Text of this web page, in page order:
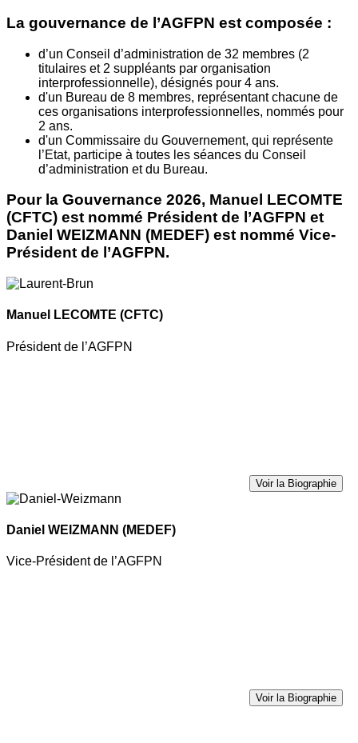
La gouvernance de l’AGFPN est composée :
d’un Conseil d’administration de 32 membres (2
titulaires et 2 suppléants par organisation
interprofessionnelle), désignés pour 4 ans.
d'un Bureau de 8 membres, représentant chacune de
ces organisations interprofessionnelles, nommés pour
2 ans.
d'un Commissaire du Gouvernement, qui représente
l’Etat, participe à toutes les séances du Conseil
d’administration et du Bureau.
Pour la Gouvernance 2026, Manuel LECOMTE
(CFTC) est nommé Président de l’AGFPN et
Daniel WEIZMANN (MEDEF) est nommé Vice-
Président de l’AGFPN.
Manuel LECOMTE (CFTC)
Président de l’AGFPN
Voir la Biographie
Daniel WEIZMANN (MEDEF)
Vice-Président de l’AGFPN
Voir la Biographie